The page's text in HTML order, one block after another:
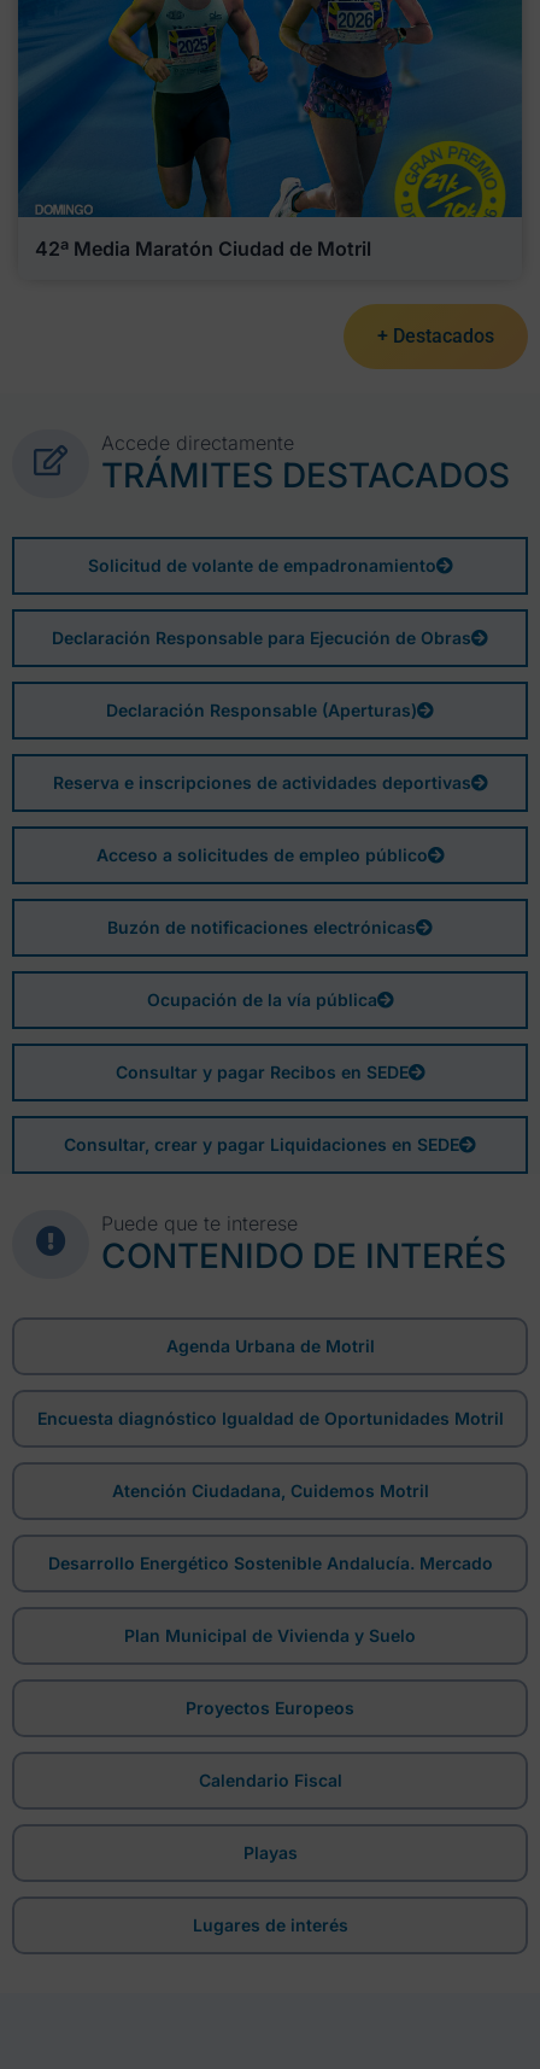
42ª Media Maratón Ciudad de Motril
+ Destacados
Accede directamente
TRÁMITES DESTACADOS
Solicitud de volante de empadronamiento
Declaración Responsable para Ejecución de Obras
Declaración Responsable (Aperturas)
Reserva e inscripciones de actividades deportivas
Acceso a solicitudes de empleo público
Buzón de notificaciones electrónicas
Ocupación de la vía pública
Consultar y pagar Recibos en SEDE
Consultar, crear y pagar Liquidaciones en SEDE
Puede que te interese
CONTENIDO DE INTERÉS
Agenda Urbana de Motril
Encuesta diagnóstico Igualdad de Oportunidades Motril
Atención Ciudadana, Cuidemos Motril
Desarrollo Energético Sostenible Andalucía. Mercado
Plan Municipal de Vivienda y Suelo
Proyectos Europeos
Calendario Fiscal
Playas
Lugares de interés